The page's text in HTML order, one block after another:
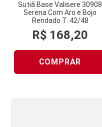
Sutiã Base Valisere 30908
Serena Com Aro e Bojo
Rendado T. 42/48
R$ 168,20
COMPRAR